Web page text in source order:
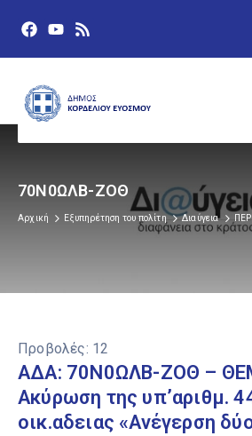
70Ν0ΩΛΒ-ΖΟΘ
Αρχική Εξυπηρέτηση του πολίτη Διαύγεια
Προβολές: 12
ΑΔΑ: 70Ν0ΩΛΒ-ΖΟΘ –
Ακύρωση της υπ’αριθμ.
οικ.αδειας «Ανέγερση